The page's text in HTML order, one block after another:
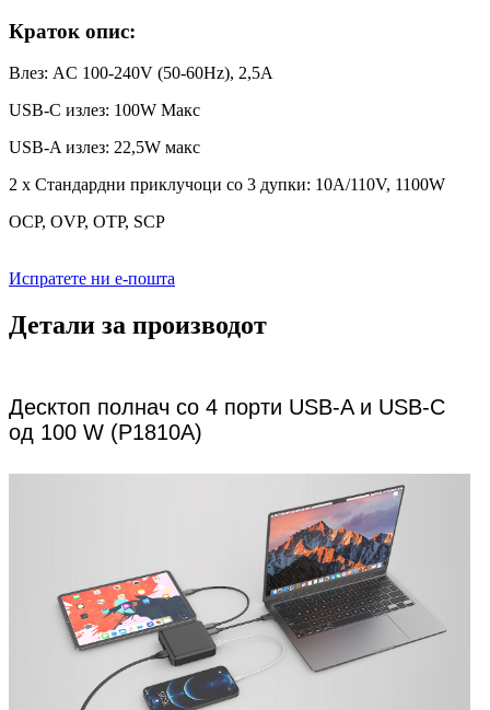
Краток опис:
Влез: AC 100-240V (50-60Hz), 2,5A
USB-C излез: 100W Макс
USB-A излез: 22,5W макс
2 x Стандардни приклучоци со 3 дупки: 10A/110V, 1100W
OCP, OVP, OTP, SCP
Испратете ни е-пошта
Детали за производот
Десктоп полнач со 4 порти USB-A и USB-C
од 100 W (P1810A)